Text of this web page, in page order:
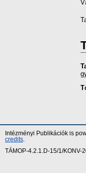
Intézményi Publikációk is
credits
TÁMOP-4.2.1.D-15/1/